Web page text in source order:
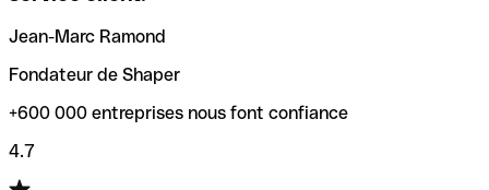
Jean-Marc Ramond
Fondateur de Shaper
+600 000 entreprises nous font confiance
4.7